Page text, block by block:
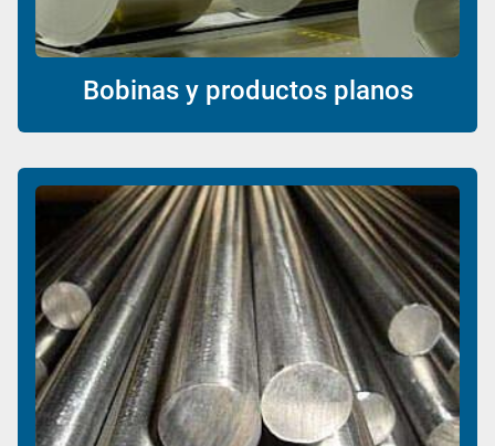
Bobinas y productos planos